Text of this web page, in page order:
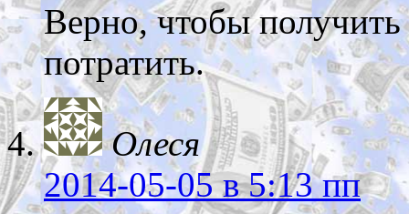
Верно, чтобы
потратить.
Олеся
2014-05-05в 5:13 пп